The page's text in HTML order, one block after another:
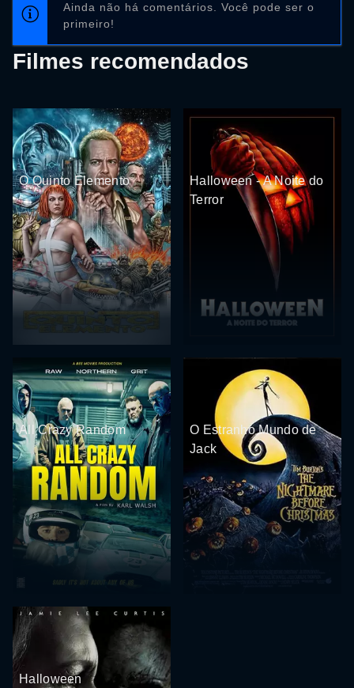
Ainda não há comentários. Você pode ser o
primeiro!
Filmes recomendados
O Quinto Elemento
Halloween - A Noite do
Terror
All Crazy Random
O Estranho Mundo de
Jack
Halloween